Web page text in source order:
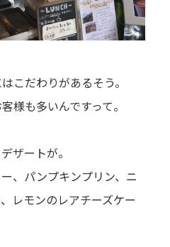
こだわりがあるそう。
様も多いんですって。
ザートが。
、パンプキンプリン、ニ
レモンのレアチーズケー